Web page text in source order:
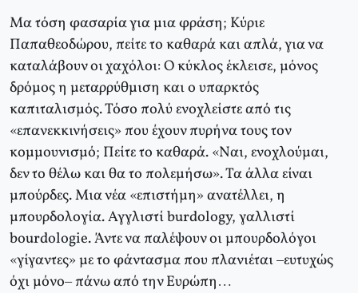
Μα τόση φασαρία για μια φράση; Κύριε
Παπαθεοδώρου, πείτε το καθαρά και απλά, για να
καταλάβουν οι χαχόλοι: Ο κύκλος έκλεισε, μόνος
δρόμος η μεταρρύθμιση και ο υπαρκτός
καπιταλισμός. Τόσο πολύ ενοχλείστε από τις
«επανεκκινήσεις» που έχουν πυρήνα τους τον
κομμουνισμό; Πείτε το καθαρά. «Ναι, ενοχλούμαι,
δεν το θέλω και θα το πολεμήσω». Τα άλλα είναι
μπούρδες. Μια νέα «επιστήμη» ανατέλλει, η
μπουρδολογία. Αγγλιστί burdology, γαλλιστί
bourdologie. Άντε να παλέψουν οι μπουρδολόγοι
«γίγαντες» με το φάντασμα που πλανιέται –ευτυχώς
όχι μόνο– πάνω από την Ευρώπη…